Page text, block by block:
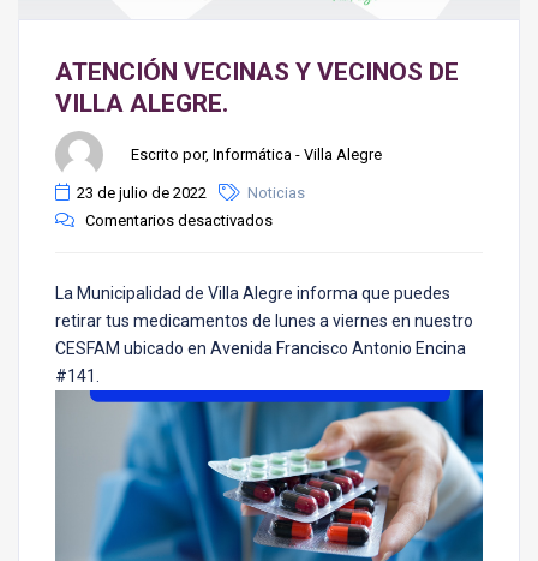
ATENCIÓN VECINAS Y VECINOS DE
VILLA ALEGRE.
Escrito por, Informática - Villa Alegre
23 de julio de 2022
Noticias
Comentarios desactivados
La Municipalidad de Villa Alegre informa que puedes
retirar tus medicamentos de lunes a viernes en nuestro
CESFAM ubicado en Avenida Francisco Antonio Encina
#141.